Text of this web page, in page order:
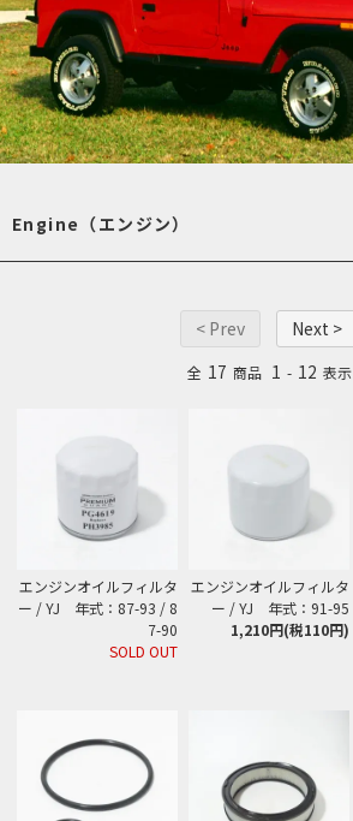
Engine（エンジン）
< Prev Next >
全 17 商品 1 - 12 表示
エンジンオイルフィルタ
ー / YJ 年式：87-93 / 8
7-90
SOLD OUT
エンジンオイルフィルタ
ー / YJ 年式：91-95
1,210円(税110円)